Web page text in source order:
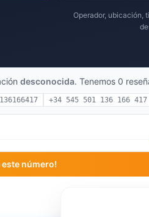
Operador, ubicación,
desconocida. Tenemos 0
+34 545 501 136 166 417
este número!